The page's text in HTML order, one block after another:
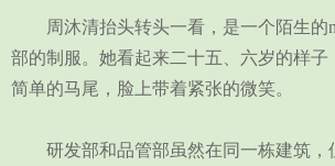
周沐清抬头转头一看，是一个陌生的
部的制服。她看起来二十五、六岁的样子
简单的马尾，脸上带着紧张的微笑。
研发部和品管部虽然在同一栋建筑，